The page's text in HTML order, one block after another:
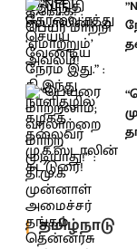
தமிழ்நாடு